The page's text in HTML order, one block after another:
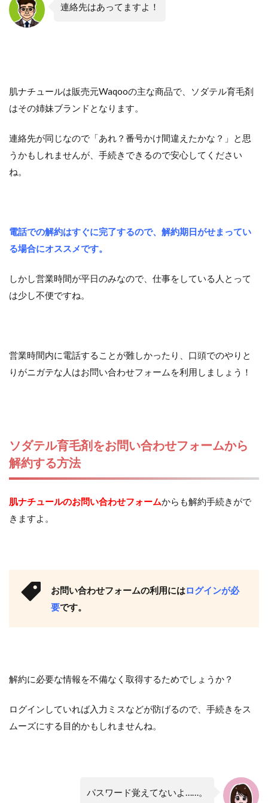
連絡先はあってますよ！
肌ナチュールは販売元Waqooの主な商品で、ソダテル育毛剤
はその姉妹ブランドとなります。
連絡先が同じなので「あれ？番号かけ間違えたかな？」と思
うかもしれませんが、手続きできるので安心してください
ね。
電話での解約はすぐに完了するので、解約期日がせまってい
る場合にオススメです。
しかし営業時間が平日のみなので、仕事をしている人とって
は少し不便ですね。
営業時間内に電話することが難しかったり、口頭でのやりと
りがニガテな人はお問い合わせフォームを利用しましょう！
ソダテル育毛剤をお問い合わせフォームから
解約する方法
肌ナチュールのお問い合わせフォームからも解約手続きがで
きますよ。
お問い合わせフォームの利用にはログインが必
要です。
解約に必要な情報を不備なく取得するためでしょうか？
ログインしていれば入力ミスなどが防げるので、手続きをス
ムーズにする目的かもしれませんね。
パスワード覚えてないよ……。